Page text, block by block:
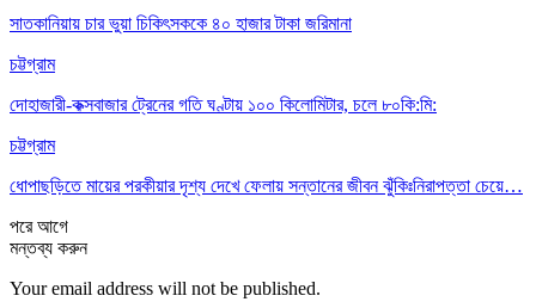
সাতকানিয়ায় চার ভুয়া চিকিৎসককে ৪০ হাজার টাকা জরিমানা
চট্টগ্রাম
দোহাজারী-কক্সবাজার ট্রেনের গতি ঘণ্টায় ১০০ কিলোমিটার, চলে ৮০কি:মি:
চট্টগ্রাম
ধোপাছড়িতে মায়ের পরকীয়ার দৃশ্য দেখে ফেলায় সন্তানের জীবন ঝুঁকিঃনিরাপত্তা চেয়ে…
পরেআগে
মন্তব্য করুন
Your email address will not be published.